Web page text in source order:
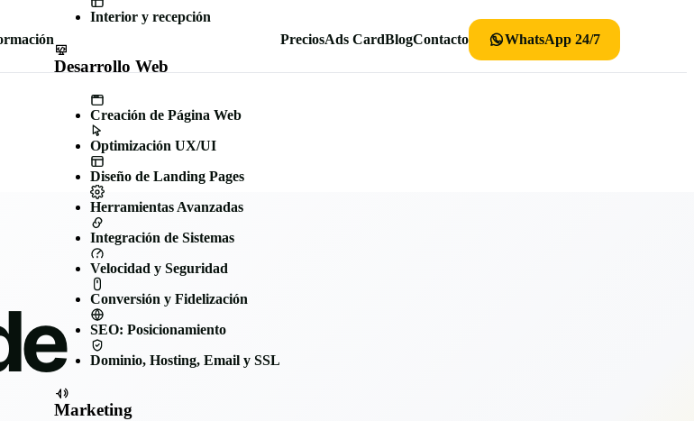
Interior y recepción
Desarrollo Web
Creación de Página Web
Optimización UX/UI
Diseño de Landing Pages
Herramientas Avanzadas
Integración de Sistemas
Velocidad y Seguridad
Conversión y Fidelización
SEO: Posicionamiento
Dominio, Hosting, Email y SSL
Marketing
PreciosAds CardBlogContacto WhatsApp 24/7